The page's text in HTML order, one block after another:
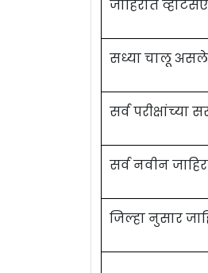
जाहिरात
सध्या चालू
सर्व परीक्षांच्या
सर्व नवीन
जिल्हा नुसार